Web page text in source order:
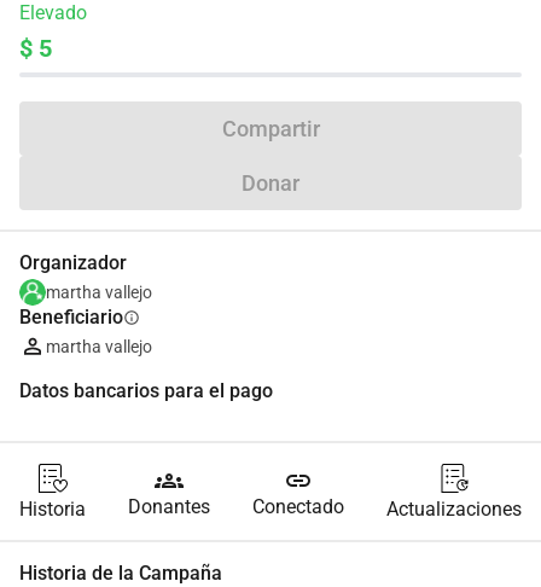
Elevado
$ 5
Compartir
Donar
Organizador
martha vallejo
Beneficiarioinfo
martha vallejo
Datos bancarios para el pago
Historia
groups
Donantes
link
Conectado Actualizaciones
Historia de la Campaña